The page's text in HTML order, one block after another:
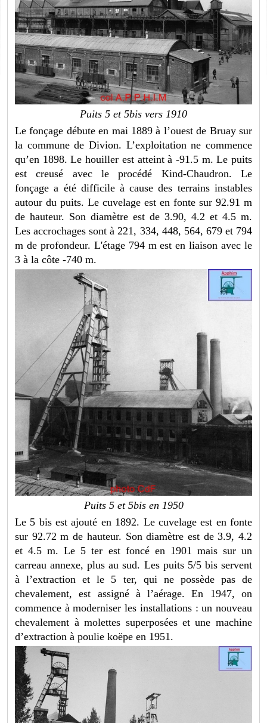
Puits 5 et 5bis vers 1910
Le fonçage débute en mai 1889 à l’ouest de Bruay sur
la commune de Divion. L’exploitation ne commence
qu’en 1898. Le houiller est atteint à -91.5 m. Le puits
est creusé avec le procédé Kind-Chaudron. Le
fonçage a été difficile à cause des terrains instables
autour du puits. Le cuvelage est en fonte sur 92.91 m
de hauteur. Son diamètre est de 3.90, 4.2 et 4.5 m.
Les accrochages sont à 221, 334, 448, 564, 679 et 794
m de profondeur. L'étage 794 m est en liaison avec le
3 à la côte -740 m.
Puits 5 et 5bis en 1950
Le 5 bis est ajouté en 1892. Le cuvelage est en fonte
sur 92.72 m de hauteur. Son diamètre est de 3.9, 4.2
et 4.5 m. Le 5 ter est foncé en 1901 mais sur un
carreau annexe, plus au sud. Les puits 5/5 bis servent
à l’extraction et le 5 ter, qui ne possède pas de
chevalement, est assigné à l’aérage. En 1947, on
commence à moderniser les installations : un nouveau
chevalement à molettes superposées et une machine
d’extraction à poulie koëpe en 1951.